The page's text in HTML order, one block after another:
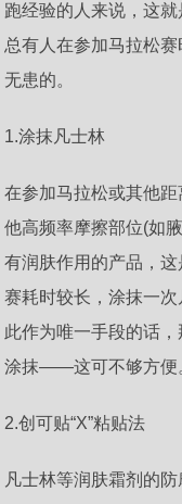
跑经验的人来说，这
总有人在参加马拉松
无患的。
1.涂抹凡士林
在参加马拉松或其他
他高频率摩擦部位(如
有润肤作用的产品，
赛耗时较长，涂抹一
此作为唯一手段的话
涂抹——这可不够方便
2.创可贴“X”粘贴法
凡士林等润肤霜剂的